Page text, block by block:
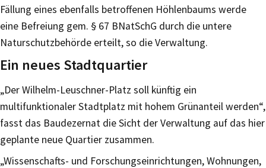
Fällung eines ebenfalls betroffenen Höhlenbaums werde
eine Befreiung gem. § 67 BNatSchG durch die untere
Naturschutzbehörde erteilt, so die Verwaltung.
Ein neues Stadtquartier
„Der Wilhelm-Leuschner-Platz soll künftig ein
multifunktionaler Stadtplatz mit hohem Grünanteil werden“,
fasst das Baudezernat die Sicht der Verwaltung auf das hier
geplante neue Quartier zusammen.
„Wissenschafts- und Forschungseinrichtungen, Wohnungen,